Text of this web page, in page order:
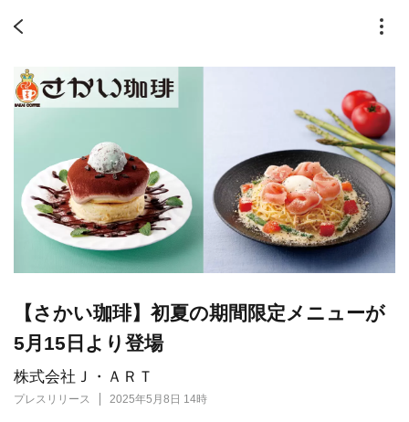
株式会社Ｊ・ＡＲＴ
プレスリリース 2025年5月8日 14時
【さかい珈琲】初夏の期間限定メニューが
5月15日より登場